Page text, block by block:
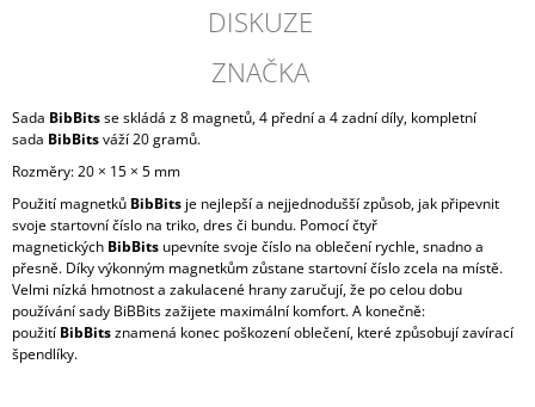
DISKUZE
ZNAČKA
Sada BibBitsse skládá z 8 magnetů, 4 přední a 4 zadní díly, kompletní
sada BibBitsváží 20 gramů.
Rozměry: 20 × 15 × 5 mm
Použití magnetků BibBits je nejlepší a nejjednodušší způsob, jak připevnit
svoje startovní číslo na triko, dres či bundu. Pomocí čtyř
magnetických BibBits upevníte svoje číslo na oblečení rychle, snadno a
přesně. Díky výkonným magnetkům zůstane startovní číslo zcela na místě.
Velmi nízká hmotnost a zakulacené hrany zaručují, že po celou dobu
používání sady BiBBits zažijete maximální komfort. A konečně:
použití BibBitsznamená konec poškození oblečení, které způsobují zavírací
špendlíky.